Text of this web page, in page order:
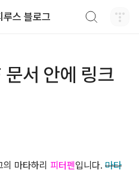
스 블로그
서 안에 링크
마타하리 피터펜입니다. 마타